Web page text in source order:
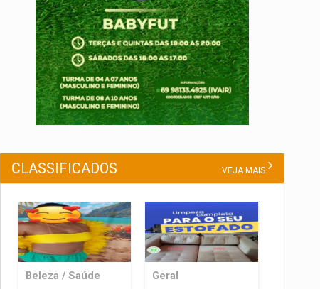
CLASSIFICADOS VEJA MAIS
Beleza / Saúde Geral